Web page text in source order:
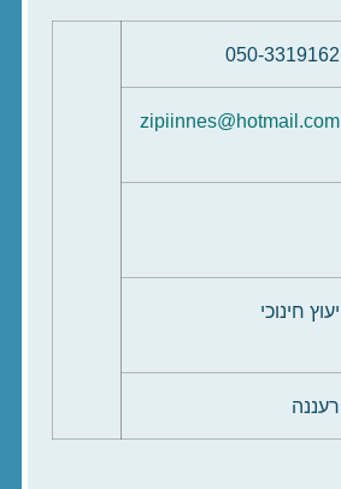
050-3319162
zipiinnes@hotmail.com
יעוץ חינוכי
רעננה